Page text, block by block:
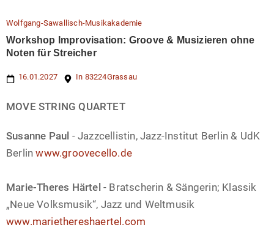
Wolfgang-Sawallisch-Musikakademie
Workshop Improvisation: Groove & Musizieren ohne
Noten für Streicher
16.01.2027 In 83224Grassau
MOVE STRING QUARTET
Susanne Paul - Jazzcellistin, Jazz-Institut Berlin & UdK
Berlinwww.groovecello.de
Marie-Theres Härtel - Bratscherin & Sängerin; Klassik
„Neue Volksmusik“, Jazz und Weltmusik
www.mariethereshaertel.com